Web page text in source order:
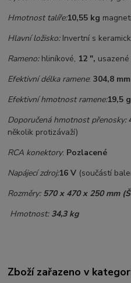
Hmotnost talíře:10,55 kg
Hlavní ložisko:Invertní s
Rameno:hliníkové, 12 ",
Efektivní délka ramene: 304,8 mm
Efektivní hmotnost ramene:19,5 g
Doporučená hmotnost přenosky:
několik protizávaží)
RCA konektory: Pozlacené
Napájecí zdroj:16 V (součástí
Rozměry: 570 x 470 x 250 mm
Hmotnost: 34,3 kg
Zboží zařazeno v